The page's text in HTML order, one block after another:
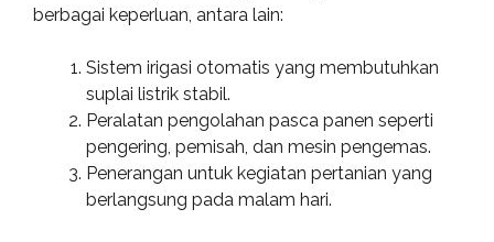
berbagai keperluan, antara lain:
Sistem irigasi otomatis yang membutuhkan
suplai listrik stabil.
Peralatan pengolahan pasca panen seperti
pengering, pemisah, dan mesin pengemas.
Penerangan untuk kegiatan pertanian yang
berlangsung pada malam hari.